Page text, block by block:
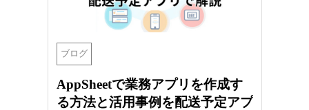
ブログ
AppSheetで業務アプリを作成す
る方法と活用事例を配送予定アプ